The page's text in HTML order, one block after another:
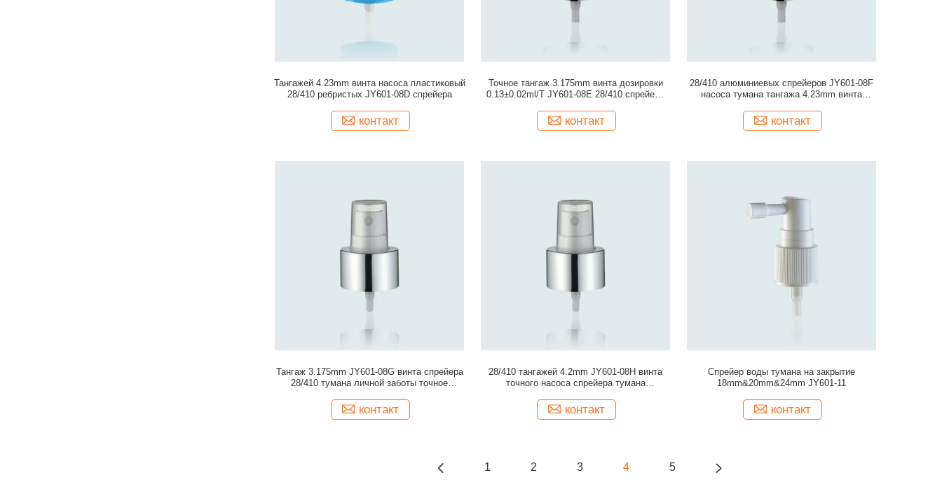
Тангажей 4.23mm винта насоса пластиковый
28/410 ребристых JY601-08D спрейера
контакт
Точное тангаж 3.175mm винта дозировки
0.13±0.02ml/T JY601-08E 28/410 спрейера
контакт
28/410 алюминиевых спрейеров JY601-08F
насоса тумана тангажа 4.23mm винта
контакт
Тангаж 3.175mm JY601-08G винта спрейера
28/410 тумана личной заботы точное
контакт
28/410 тангажей 4.2mm JY601-08H винта
точного насоса спрейера тумана
контакт
Спрейер воды тумана на закрытие
18mm&20mm&24mm JY601-11
контакт
1 2 3 4 5